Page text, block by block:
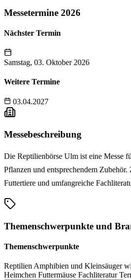
Messetermine 2026
Nächster Termin
Samstag, 03. Oktober 2026
Weitere Termine
03.04.2027
Messebeschreibung
Die Reptilienbörse Ulm ist eine Messe
Pflanzen und entsprechendem
Futtertiere und umfangreiche
Themenschwerpunkte und
Themenschwerpunkte
Reptilien Amphibien und Kleinsäuger
Heimchen Futtermäuse Fachliteratur